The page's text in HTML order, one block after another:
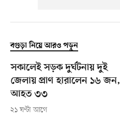
বগুড়া নিয়ে আরও পড়ুন
সকালেই সড়ক দুর্ঘটনায় দুই
জেলায় প্রাণ হারালেন ১৬ জন,
আহত ৩৩
২১ ঘণ্টা আগে